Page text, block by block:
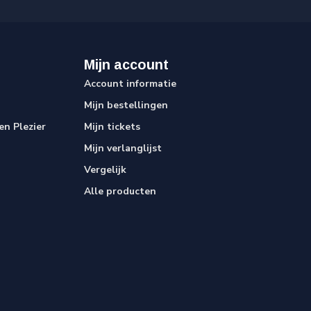
Plezier
Mijn account
Account informatie
Mijn bestellingen
Mijn tickets
Mijn verlanglijst
Vergelijk
Alle producten